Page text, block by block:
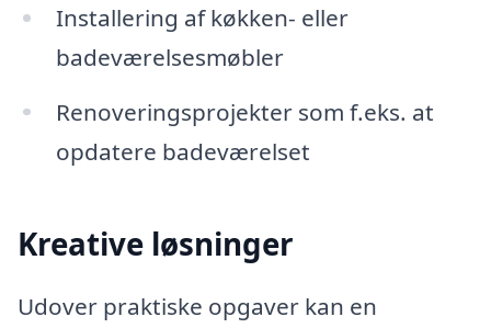
Installering af køkken- eller
badeværelsesmøbler
Renoveringsprojekter som f.eks. at
opdatere badeværelset
Kreative løsninger
Udover praktiske opgaver kan en